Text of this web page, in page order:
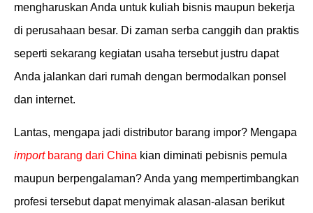
mengharuskan Anda untuk kuliah bisnis maupun bekerja
di perusahaan besar. Di zaman serba canggih dan praktis
seperti sekarang kegiatan usaha tersebut justru dapat
Anda jalankan dari rumah dengan bermodalkan ponsel
dan internet.
Lantas, mengapa jadi distributor barang impor? Mengapa
import barang dari China kian diminati pebisnis pemula
maupun berpengalaman? Anda yang mempertimbangkan
profesi tersebut dapat menyimak alasan-alasan berikut